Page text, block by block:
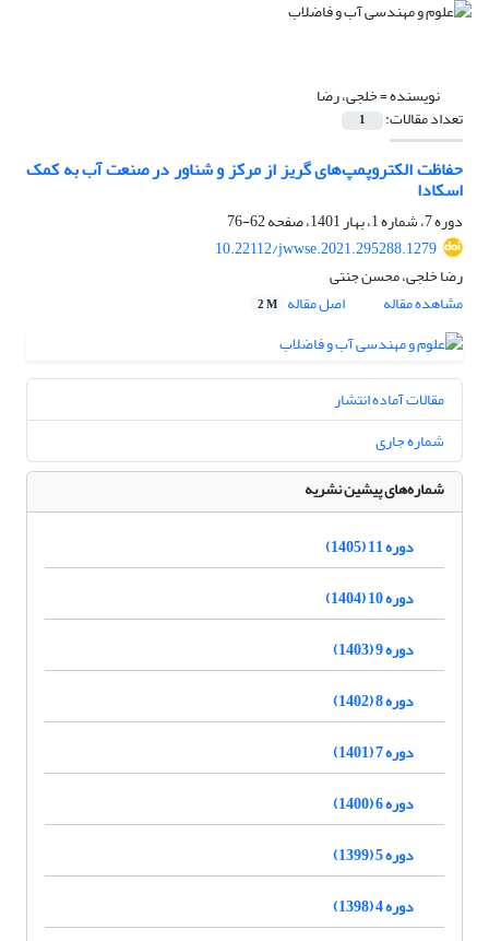
نویسنده =خلجی، رضا
تعداد مقالات: 1
حفاظت الکتروپمپ‌های گریز از مرکز و شناور در صنعت آب به کمک
اسکادا
دوره 7، شماره 1، بهار 1401، صفحه
62-76
10.22112/jwwse.2021.295288.1279
رضا خلجی، محسن جنتی
مشاهده مقاله
اصل مقاله 2 M
مقالات آماده انتشار
شماره جاری
شماره‌های پیشین نشریه
دوره 11 (1405)
دوره 10 (1404)
دوره 9 (1403)
دوره 8 (1402)
دوره 7 (1401)
دوره 6 (1400)
دوره 5 (1399)
دوره 4 (1398)